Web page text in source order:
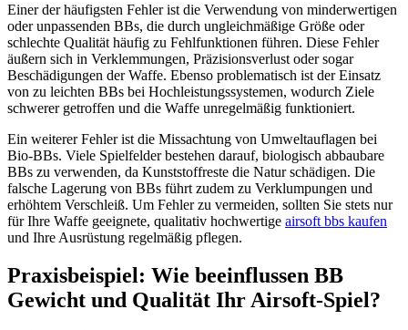
Einer der häufigsten Fehler ist die Verwendung von minderwertigen
oder unpassenden BBs, die durch ungleichmäßige Größe oder
schlechte Qualität häufig zu Fehlfunktionen führen. Diese Fehler
äußern sich in Verklemmungen, Präzisionsverlust oder sogar
Beschädigungen der Waffe. Ebenso problematisch ist der Einsatz
von zu leichten BBs bei Hochleistungssystemen, wodurch Ziele
schwerer getroffen und die Waffe unregelmäßig funktioniert.
Ein weiterer Fehler ist die Missachtung von Umweltauflagen bei
Bio-BBs. Viele Spielfelder bestehen darauf, biologisch abbaubare
BBs zu verwenden, da Kunststoffreste die Natur schädigen. Die
falsche Lagerung von BBs führt zudem zu Verklumpungen und
erhöhtem Verschleiß. Um Fehler zu vermeiden, sollten Sie stets nur
für Ihre Waffe geeignete, qualitativ hochwertige airsoft bbs kaufen
und Ihre Ausrüstung regelmäßig pflegen.
Praxisbeispiel: Wie beeinflussen BB
Gewicht und Qualität Ihr Airsoft-Spiel?